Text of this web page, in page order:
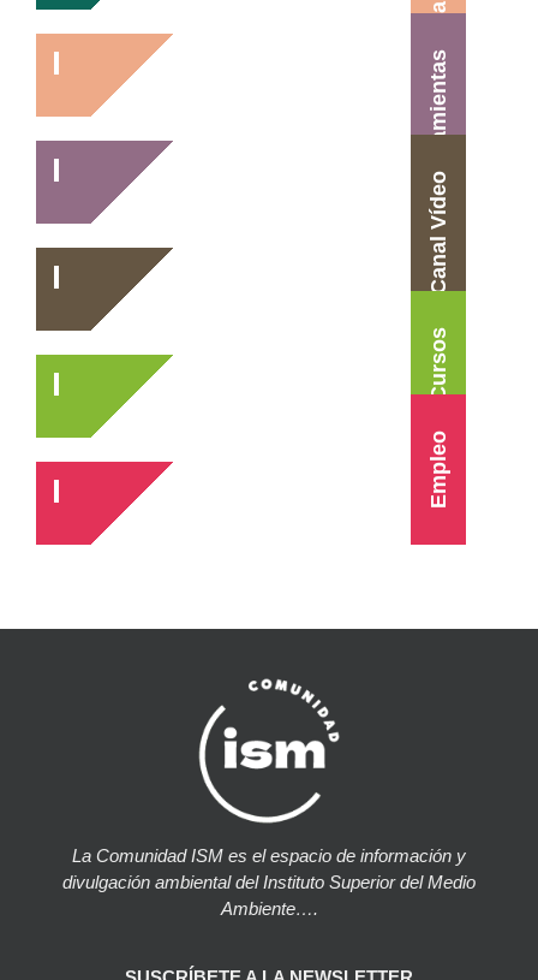
Agenda
Herramientas
Canal Vídeo
Cursos
Empleo
La Comunidad ISM es el espacio de información y
divulgación ambiental del Instituto Superior del Medio
Ambiente….